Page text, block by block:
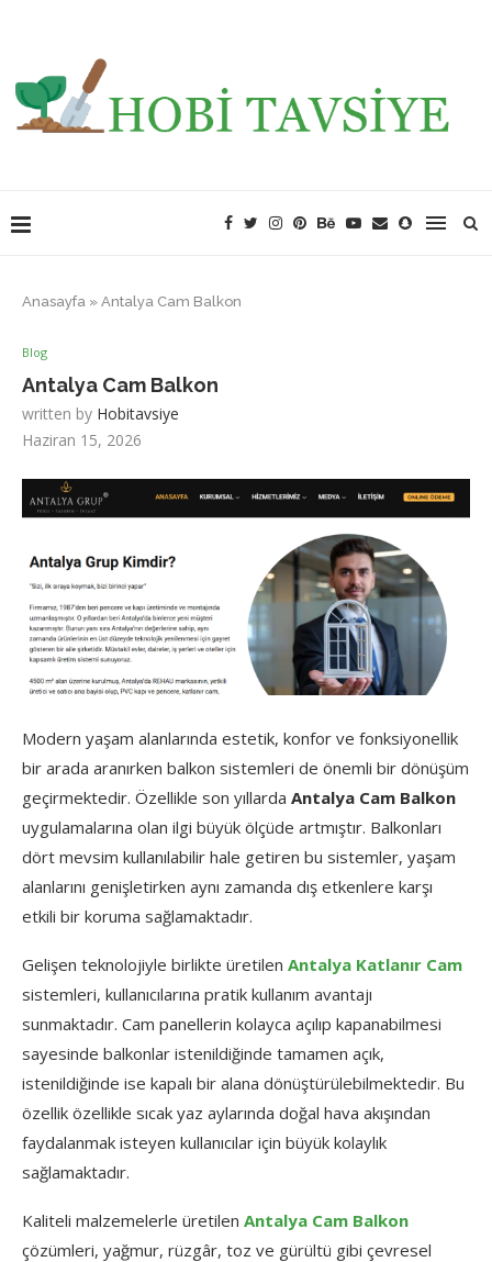
Anasayfa » Antalya Cam Balkon
Blog
Antalya Cam Balkon
written by Hobitavsiye
Haziran 15, 2026
Modern yaşam alanlarında estetik, konfor ve fonksiyonellik
bir arada aranırken balkon sistemleri de önemli bir dönüşüm
geçirmektedir. Özellikle son yıllarda Antalya Cam Balkon
uygulamalarına olan ilgi büyük ölçüde artmıştır. Balkonları
dört mevsim kullanılabilir hale getiren bu sistemler, yaşam
alanlarını genişletirken aynı zamanda dış etkenlere karşı
etkili bir koruma sağlamaktadır.
Gelişen teknolojiyle birlikte üretilen Antalya Katlanır Cam
sistemleri, kullanıcılarına pratik kullanım avantajı
sunmaktadır. Cam panellerin kolayca açılıp kapanabilmesi
sayesinde balkonlar istenildiğinde tamamen açık,
istenildiğinde ise kapalı bir alana dönüştürülebilmektedir. Bu
özellik özellikle sıcak yaz aylarında doğal hava akışından
faydalanmak isteyen kullanıcılar için büyük kolaylık
sağlamaktadır.
Kaliteli malzemelerle üretilen Antalya Cam Balkon
çözümleri, yağmur, rüzgâr, toz ve gürültü gibi çevresel